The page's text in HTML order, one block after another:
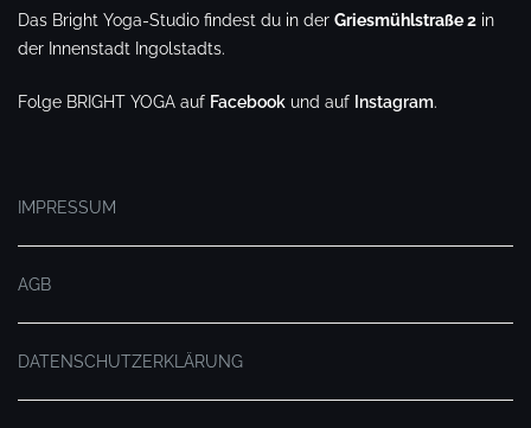
Das Bright Yoga-Studio findest du in der Griesmühlstraße 2 in
der Innenstadt Ingolstadts.
Folge BRIGHT YOGA auf Facebook und auf Instagram.
IMPRESSUM
AGB
DATENSCHUTZERKLÄRUNG